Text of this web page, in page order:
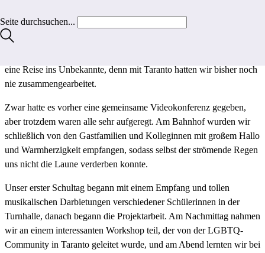
Seite durchsuchen...
Schüler:innen des Liceo Galileo Ferraris einen gemeinsamen
Online-Fragebogen zu dem Thema erarbeitet und an beiden Schulen
eine Reise ins Unbekannte, denn mit Taranto hatten wir bisher noch
nie zusammengearbeitet.
Zwar hatte es vorher eine gemeinsame Videokonferenz gegeben,
aber trotzdem waren alle sehr aufgeregt. Am Bahnhof wurden wir
schließlich von den Gastfamilien und Kolleginnen mit großem Hallo
und Warmherzigkeit empfangen, sodass selbst der strömende Regen
uns nicht die Laune verderben konnte.
Unser erster Schultag begann mit einem Empfang und tollen
musikalischen Darbietungen verschiedener Schülerinnen in der
Turnhalle, danach begann die Projektarbeit. Am Nachmittag nahmen
wir an einem interessanten Workshop teil, der von der LGBTQ-
Community in Taranto geleitet wurde, und am Abend lernten wir bei